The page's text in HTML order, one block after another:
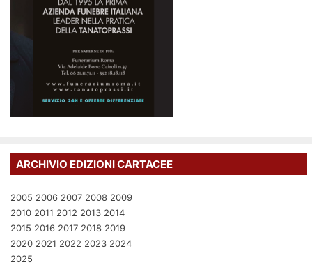
ARCHIVIO EDIZIONI CARTACEE
2005 2006 2007 2008 2009
2010 2011 2012 2013 2014
2015 2016 2017 2018 2019
2020 2021 2022 2023 2024
2025